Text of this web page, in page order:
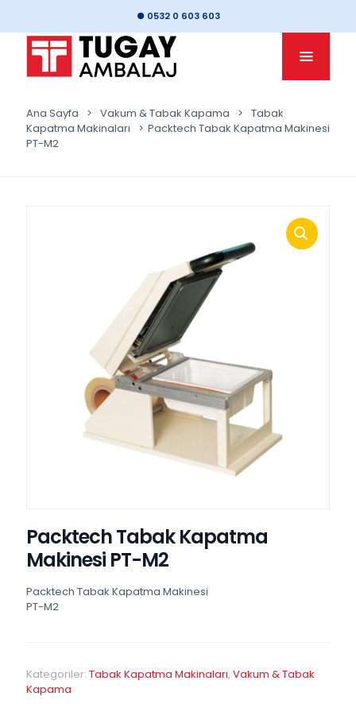
● 0532 0 603 603
Ana Sayfa > Vakum & Tabak Kapama > Tabak
Kapatma Makinaları
> Packtech Tabak Kapatma Makinesi
PT-M2
Packtech Tabak Kapatma
Makinesi PT-M2
Packtech Tabak Kapatma Makinesi
PT-M2
Kategoriler: Tabak Kapatma Makinaları, Vakum & Tabak
Kapama